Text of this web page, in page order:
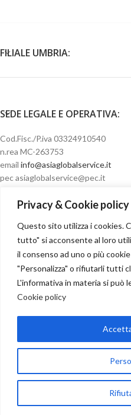
Privacy & Cookie policy
Questo sito utilizza i cookies.
tutto" si acconsente al loro
il consenso ad uno o più
"Personalizza" o rifiutarli tutti
L'informativa in materia si può
Cookie policy
FILIALE UMBRIA:
SEDE LEGALE E OPERATIVA:
Cod.Fisc./P.iva 03324910540
n.rea MC-263753
email info@asiaglobalservice.it
pec asiaglobalservice@pec.it
Condizioni di vendita
Recesso
NOSTRI PARTNER
Carrello
My account